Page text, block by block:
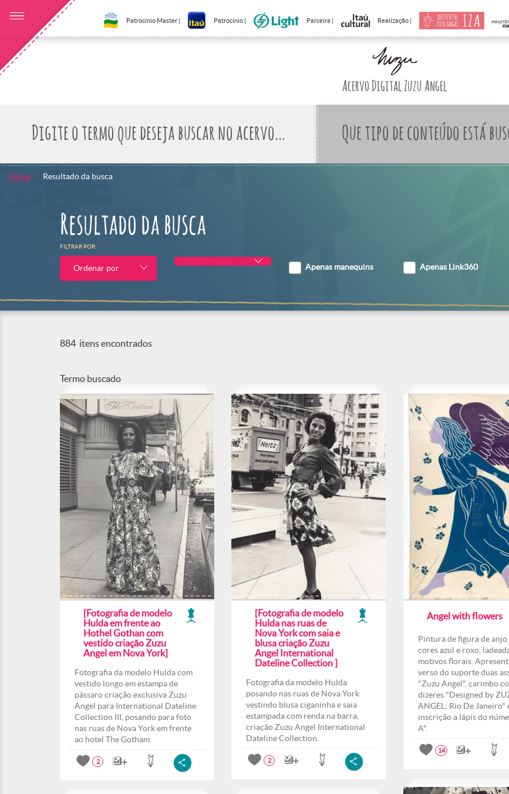
Patrocínio Master | Patrocínio | Parceira | Realização |
Acervo Digital Zuzu Angel
Que tipo de conteúdo está
Home Resultado da busca
Resultado da busca
FILTRAR POR:
Ordenar por Apenas manequins Apenas Link360
884 itens encontrados
Termo buscado
[Fotografia de modelo
Hulda em frente ao
Hothel Gothan com
vestido criação Zuzu
Angel em Nova York]
Fotografia da modelo Hulda com
vestido longo em estampa de
pássaro criação exclusiva Zuzu
Angel para International Dateline
Collection III, posando para foto
nas ruas de Nova York em frente
ao hotel The Gotham.
2
[Fotografia de modelo
Hulda nas ruas de
Nova York com saia e
blusa criação Zuzu
Angel International
Dateline Collection ]
Fotografia da modelo Hulda
posando nas ruas de Nova York
vestindo blusa ciganinha e saia
estampada com renda na barra,
criação Zuzu Angel International
Dateline Collection.
2
Angel with flowers
Pintura de figura de anjo
cores azul e roxo,
motivos florais.
verso do suporte duas
"Zuzu Angel", carimbo
dizeres "Designed by
ANGEL; Rio De Janeiro"
inscrição a lápis do
A".
14